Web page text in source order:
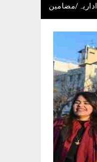
اداریہ/مضامین